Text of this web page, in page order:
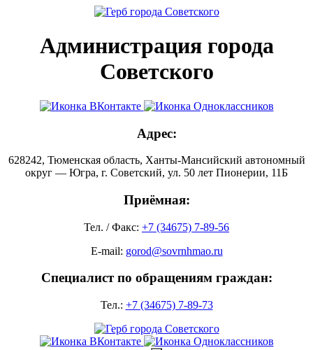
Администрация города
Советского
Адрес:
628242, Тюменская область, Ханты-Мансийский автономный
округ — Югра, г. Советский, ул. 50 лет Пионерии, 11Б
Приёмная:
Тел. / Факс: +7 (34675) 7-89-56
E-mail: gorod@sovrnhmao.ru
Специалист по обращениям граждан:
Тел.: +7 (34675) 7-89-73